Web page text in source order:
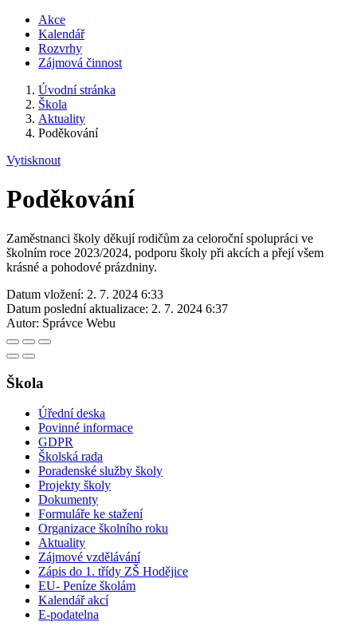
Akce
Kalendář
Rozvrhy
Zájmová činnost
Úvodní stránka
Škola
Aktuality
Poděkování
Vytisknout
Poděkování
Zaměstnanci školy děkují rodičům za celoroční spolupráci ve
školním roce 2023/2024, podporu školy při akcích a přejí všem
krásné a pohodové prázdniny.
Datum vložení: 2. 7. 2024 6:33
Datum poslední aktualizace: 2. 7. 2024 6:37
Autor: Správce Webu
Škola
Úřední deska
Povinné informace
GDPR
Školská rada
Poradenské služby školy
Projekty školy
Dokumenty
Formuláře ke stažení
Organizace školního roku
Aktuality
Zájmové vzdělávání
Zápis do 1. třídy ZŠ Hodějice
EU- Peníze školám
Kalendář akcí
E-podatelna